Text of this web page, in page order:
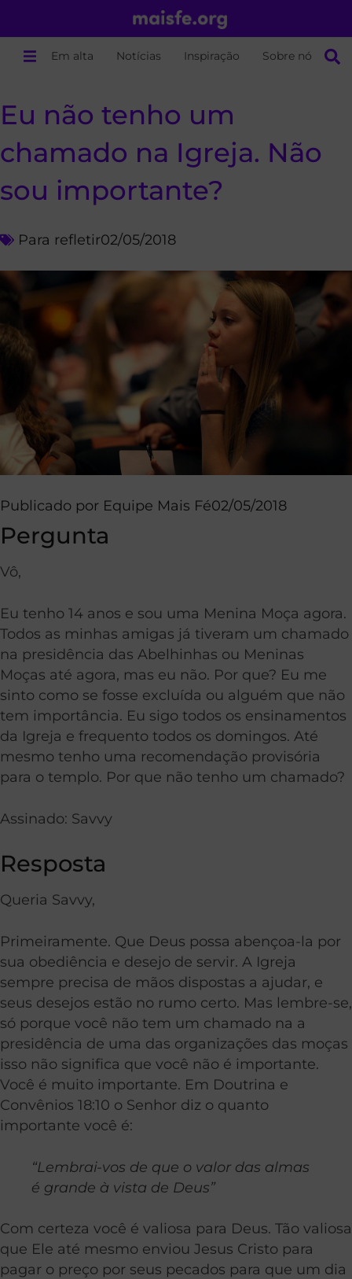
Em alta Notícias Inspiração Sobre nós
Eu não tenho um
chamado na Igreja. Não
sou importante?
Para refletir02/05/2018
Publicado por Equipe Mais Fé02/05/2018
Pergunta
Vô,
Eu tenho 14 anos e sou uma Menina Moça agora.
Todos as minhas amigas já tiveram um chamado
na presidência das Abelhinhas ou Meninas
Moças até agora, mas eu não. Por que? Eu me
sinto como se fosse excluída ou alguém que não
tem importância. Eu sigo todos os ensinamentos
da Igreja e frequento todos os domingos. Até
mesmo tenho uma recomendação provisória
para o templo. Por que não tenho um chamado?
Assinado: Savvy
Resposta
Queria Savvy,
Primeiramente. Que Deus possa abençoa-la por
sua obediência e desejo de servir. A Igreja
sempre precisa de mãos dispostas a ajudar, e
seus desejos estão no rumo certo. Mas lembre-se,
só porque você não tem um chamado na a
presidência de uma das organizações das moças
isso não significa que você não é importante.
Você é muito importante. Em Doutrina e
Convênios 18:10 o Senhor diz o quanto
importante você é:
“Lembrai-vos de que o valor das almas
é grande à vista de Deus”
Com certeza você é valiosa para Deus. Tão valiosa
que Ele até mesmo enviou Jesus Cristo para
pagar o preço por seus pecados para que um dia